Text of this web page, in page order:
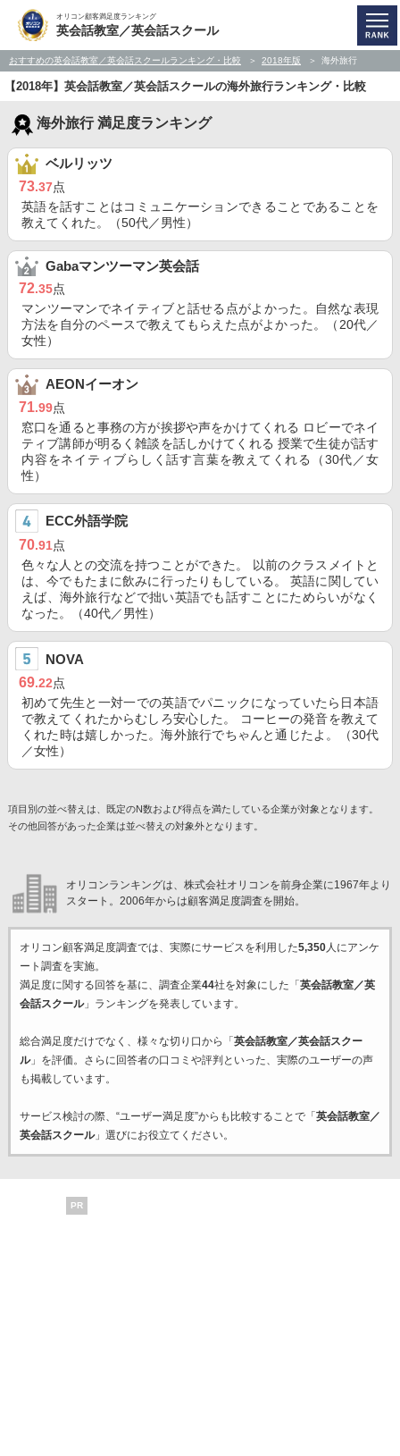
オリコン顧客満足度ランキング
英会話教室／英会話スクール
おすすめの英会話教室／英会話スクールランキング・比較 2018年版 海外旅行
【2018年】英会話教室／英会話スクールの海外旅行ランキング・比較
海外旅行 満足度ランキング
ベルリッツ
73.37点
英語を話すことはコミュニケーションできることであることを
教えてくれた。（50代／男性）
Gabaマンツーマン英会話
72.35点
マンツーマンでネイティブと話せる点がよかった。自然な表現
方法を自分のペースで教えてもらえた点がよかった。（20代／
女性）
AEONイーオン
71.99点
窓口を通ると事務の方が挨拶や声をかけてくれる ロビーでネイ
ティブ講師が明るく雑談を話しかけてくれる 授業で生徒が話す
内容をネイティブらしく話す言葉を教えてくれる（30代／女
性）
ECC外語学院
70.91点
色々な人との交流を持つことができた。 以前のクラスメイトと
は、今でもたまに飲みに行ったりもしている。 英語に関してい
えば、海外旅行などで拙い英語でも話すことにためらいがなく
なった。（40代／男性）
NOVA
69.22点
初めて先生と一対一での英語でパニックになっていたら日本語
で教えてくれたからむしろ安心した。 コーヒーの発音を教えて
くれた時は嬉しかった。海外旅行でちゃんと通じたよ。（30代
／女性）
項目別の並べ替えは、既定のN数および得点を満たしている企業が対象となります。
その他回答があった企業は並べ替えの対象外となります。
オリコンランキングは、株式会社オリコンを前身企業に1967年より
スタート。2006年からは顧客満足度調査を開始。
オリコン顧客満足度調査では、実際にサービスを利用した5,350人にアンケ
ート調査を実施。
満足度に関する回答を基に、調査企業44社を対象にした「 英会話教室／英
会話スクール」ランキングを発表しています。
総合満足度だけでなく、様々な切り口から「 英会話教室／英会話スクー
ル」を評価。さらに回答者の口コミや評判といった、実際のユーザーの声
も掲載しています。
サービス検討の際、“ユーザー満足度”からも比較することで「 英会話教室／
英会話スクール」選びにお役立てください。
PR